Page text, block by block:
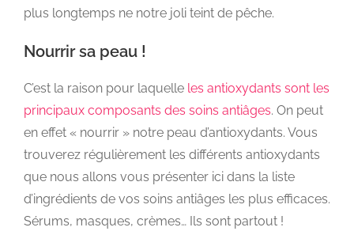
plus longtemps ne notre joli teint de pêche.
Nourrir sa peau !
C’est la raison pour laquelle les antioxydants sont les
principaux composants des soins antiâges. On peut
en effet « nourrir » notre peau d’antioxydants. Vous
trouverez régulièrement les différents antioxydants
que nous allons vous présenter ici dans la liste
d’ingrédients de vos soins antiâges les plus efficaces.
Sérums, masques, crèmes… Ils sont partout !